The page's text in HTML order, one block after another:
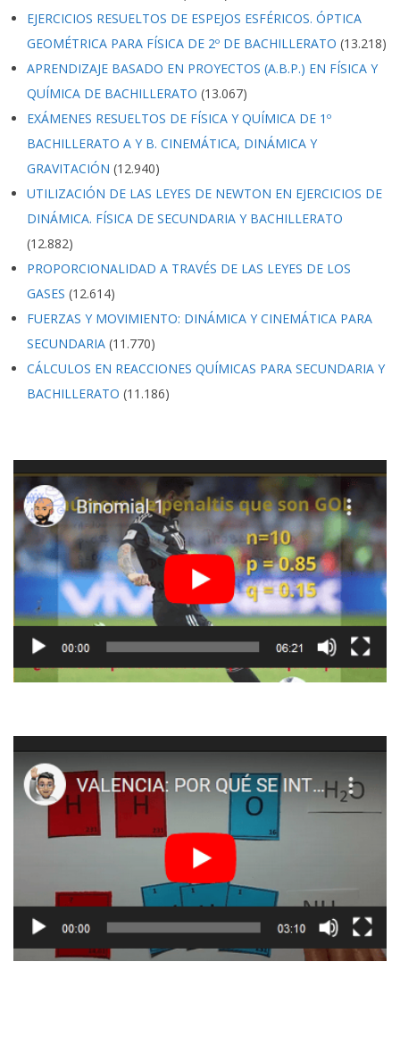
EJERCICIOS RESUELTOS DE ESPEJOS ESFÉRICOS. ÓPTICA
GEOMÉTRICA PARA FÍSICA DE 2º DE BACHILLERATO (13.218)
APRENDIZAJE BASADO EN PROYECTOS (A.B.P.) EN FÍSICA Y
QUÍMICA DE BACHILLERATO (13.067)
EXÁMENES RESUELTOS DE FÍSICA Y QUÍMICA DE 1º
BACHILLERATO A Y B. CINEMÁTICA, DINÁMICA Y
GRAVITACIÓN (12.940)
UTILIZACIÓN DE LAS LEYES DE NEWTON EN EJERCICIOS DE
DINÁMICA. FÍSICA DE SECUNDARIA Y BACHILLERATO
(12.882)
PROPORCIONALIDAD A TRAVÉS DE LAS LEYES DE LOS
GASES (12.614)
FUERZAS Y MOVIMIENTO: DINÁMICA Y CINEMÁTICA PARA
SECUNDARIA (11.770)
CÁLCULOS EN REACCIONES QUÍMICAS PARA SECUNDARIA Y
BACHILLERATO (11.186)